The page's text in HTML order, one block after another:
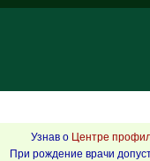
Узнав о Центре
При рождение врачи